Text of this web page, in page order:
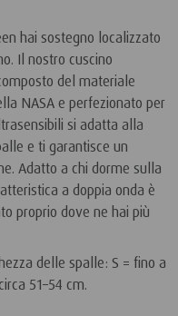
hai sostegno localizzato
Il nostro cuscino
del materiale
NASA e perfezionato per
si adatta alla
e ti garantisce un
Adatto a chi dorme sulla
a doppia onda è
proprio dove ne hai più
delle spalle: S = fino a
51–54 cm.